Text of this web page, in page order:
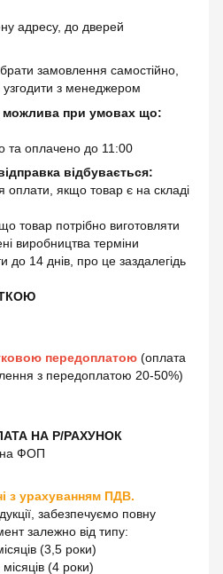
адресу, до дверей
замовлення самостійно,
з менеджером
можлива при умовах що:
оплачено до 11:00
відбувається:
оплати, якщо товар є на складі
товар потрібно виготовляти
виробництва терміни
до 14 днів, про це заздалегідь
передоплатою (оплата
з передоплатою 20-50%)
НА Р/РАХУНОК
на ФОП
з урахуванням ПДВ.
забезпечуємо повну
залежно від типу:
(3,5 роки)
(4 роки)